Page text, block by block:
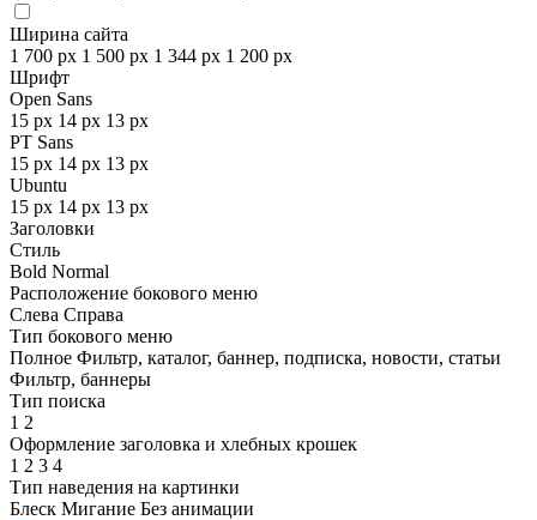
Ширина сайта
1 700 px 1 500 px 1 344 px 1 200 px
Шрифт
Open Sans
15 px 14 px 13 px
PT Sans
15 px 14 px 13 px
Ubuntu
15 px 14 px 13 px
Заголовки
Стиль
Bold Normal
Расположение бокового меню
Слева Справа
Тип бокового меню
Полное Фильтр, каталог, баннер, подписка, новости, статьи
Фильтр, баннеры
Тип поиска
1 2
Оформление заголовка и хлебных крошек
1 2 3 4
Тип наведения на картинки
Блеск Мигание Без анимации